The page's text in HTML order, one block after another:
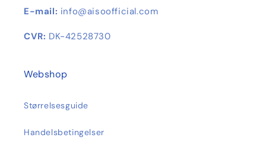
E-mail: info@aisoofficial.com
CVR: DK-42528730
Webshop
Størrelsesguide
Handelsbetingelser